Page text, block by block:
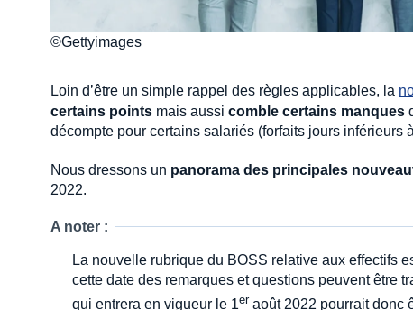
©Gettyimages
Loin d’être un simple rappel des règles applicables, la
certains points mais aussi comble certains manques
décompte pour certains salariés (forfaits jours inférieurs
Nous dressons un panorama des principales
2022.
A noter :
La nouvelle rubrique du BOSS relative aux effectifs
cette date des remarques et questions peuvent être
qui entrera en vigueur le 1er août 2022 pourrait donc